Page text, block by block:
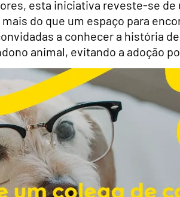
esta iniciativa reveste-se de
do que um espaço para
a conhecer a história
animal, evitando a adoção